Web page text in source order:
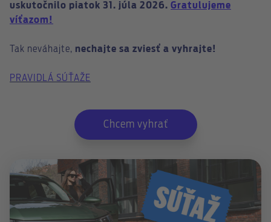
uskutočnilo piatok 31. júla 2026. Gratulujeme
víťazom!
Tak neváhajte, nechajte sa zviesť a vyhrajte!
PRAVIDLÁ SÚŤAŽE
Chcem vyhrať